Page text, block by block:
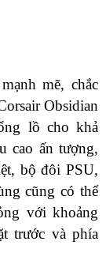
mẽ, chắc
Obsidian
lồ cho khả
cao ấn tượng,
bộ đôi PSU,
cũng có thể
với khoảng
trước và phía